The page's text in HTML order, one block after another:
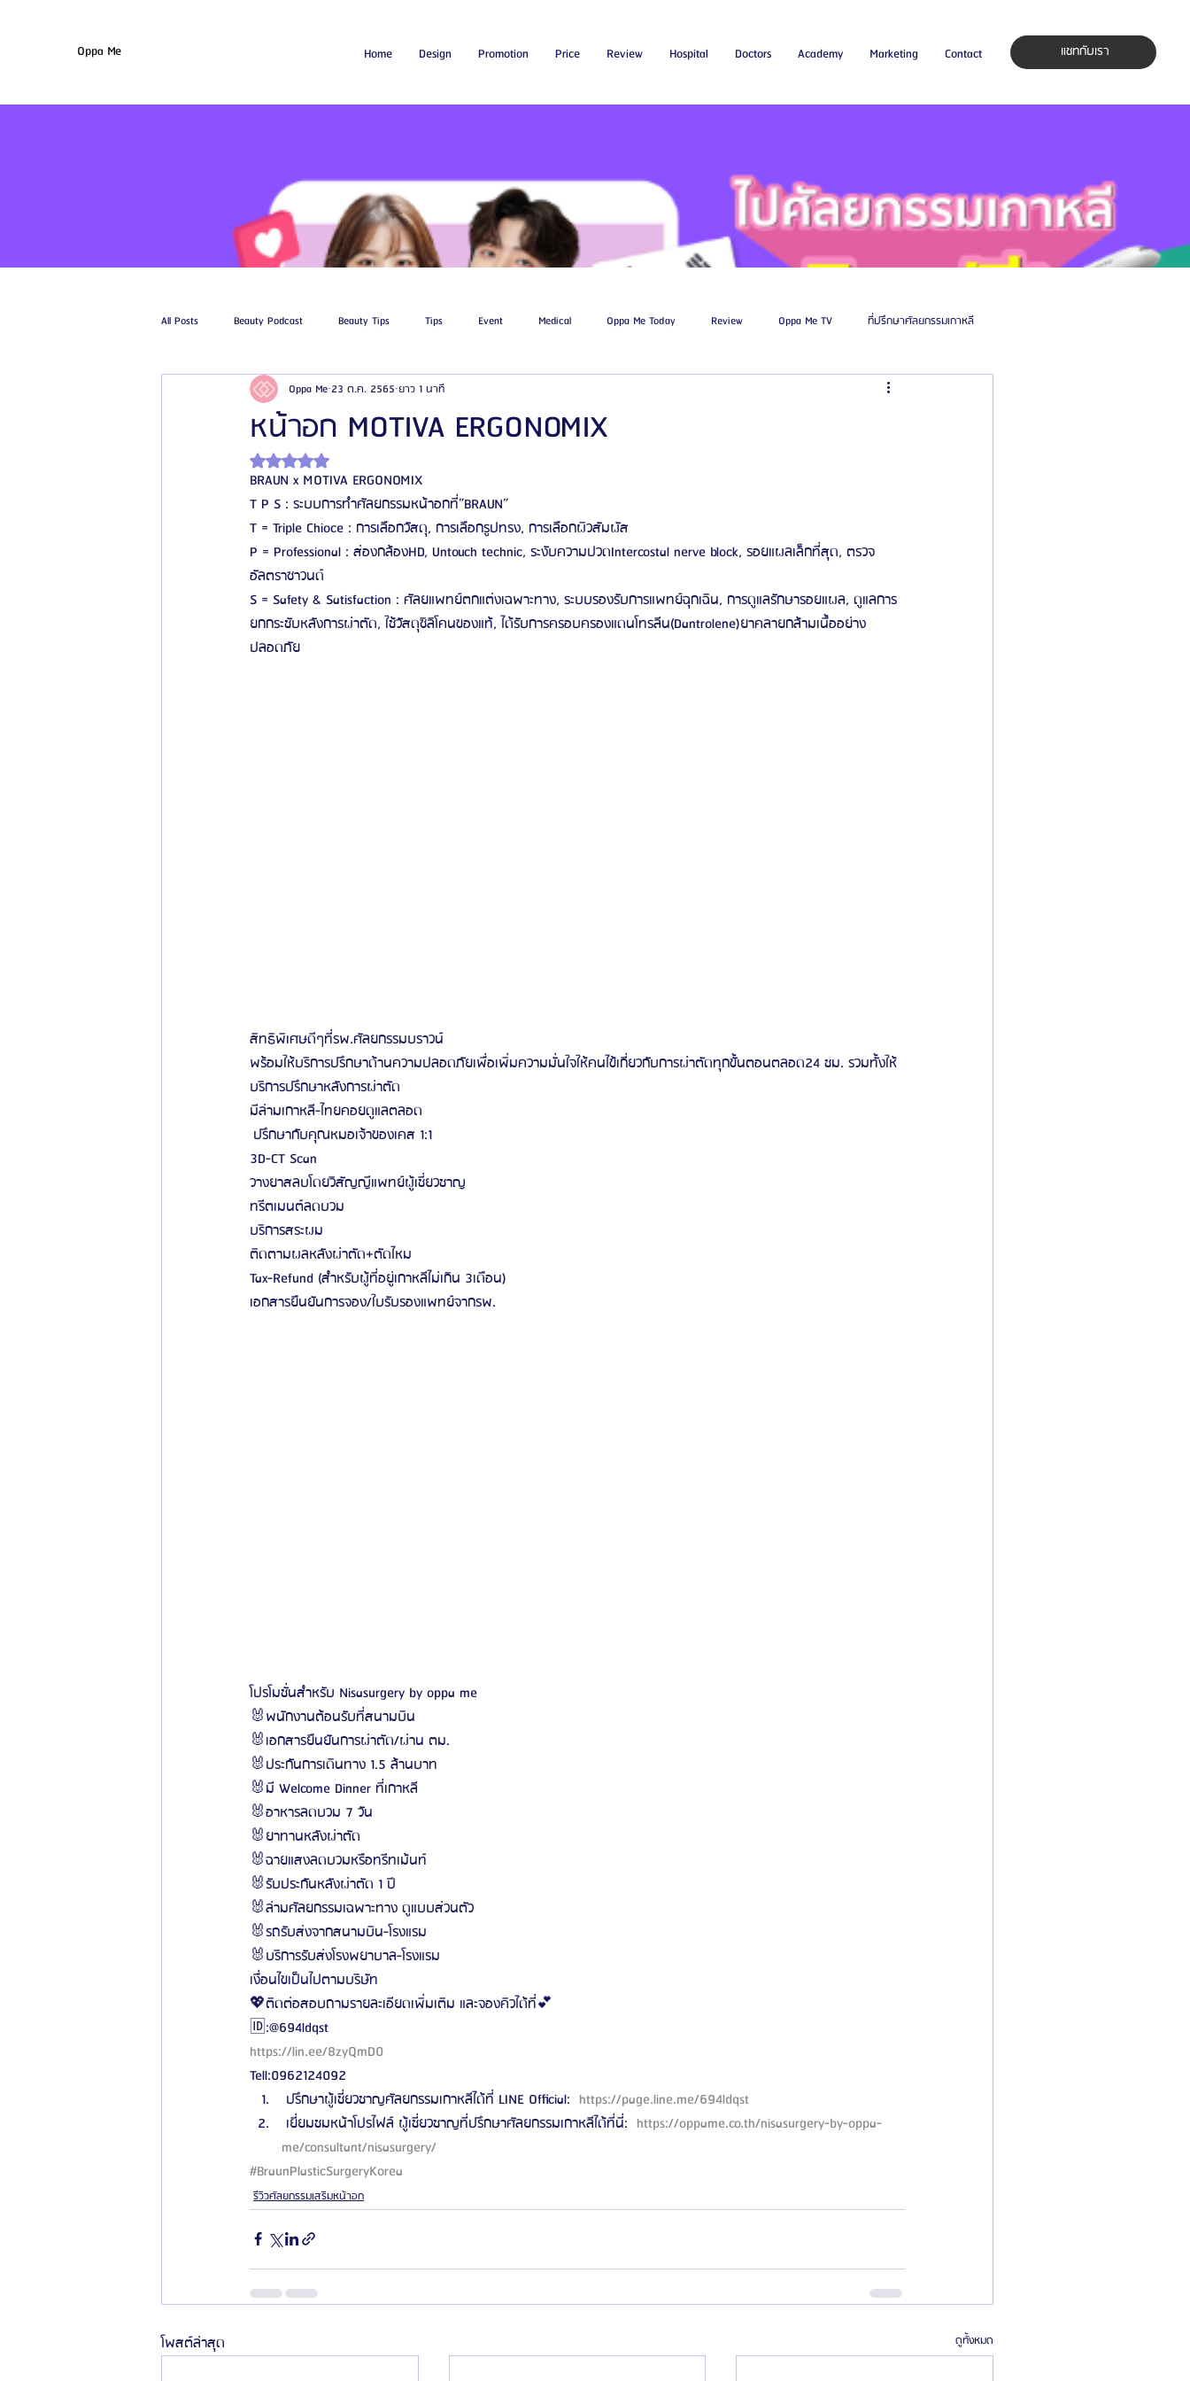
Home Design Promotion Price Review Hospital Doctors Academy Marketing Contact แชทกับเรา
Oppa Me
All Posts Beauty Podcast Beauty Tips Tips Event Medical Oppa Me Today Review Oppa Me TV ที่ปรึกษาศัลยกรรมเกาหลี
รีวิวศัลยกรรมฉีดไขมัน รีวิวศัลยกรรมดูดไขมัน ศัลยแพทย์ ประเทศเกาหลี
โรงพยาบาลศัลยกรรมเฟรช
รีวิวศัลยกรรมผู้ชาย โรงพยาบาลศัลยกรรมมาอิน โรงพยาบาลศัลยกรรมนานะ โรงพยาบาลศัลยกรรมรูบี
ข่าวสารศัลยกรรมเกาหลี รีวิวดูดไขมัน รีวิวดูดไขมันหน้า รีวิวดูดไขมันเหนียง
หน้าอก MOTIVA ERGONOMIX
Oppa Me 23 ต.ค. 2565 ยาว 1 นาที
ได้รับ NaN เต็ม 5 ดาว
BRAUN x MOTIVA ERGONOMIX
T P S : ระบบการทำศัลยกรรมหน้าอกที่”BRAUN”
T = Triple Chioce : การเลือกวัสดุ, การเลือกรูปทรง, การเลือกผิวสัมผัส
P = Professional : ส่องกล้องHD, Untouch technic, ระงับความปวดIntercostal nerve block, รอยแผลเล็กที่สุด, ตรวจ
อัลตราซาวนด์
S = Safety & Satisfaction : ศัลยแพทย์ตกแต่งเฉพาะทาง, ระบบรองรับการแพทย์ฉุกเฉิน, การดูแลรักษารอยแผล, ดูแลการ
ยกกระชับหลังการผ่าตัด, ใช้วัสดุซิลิโคนของแท้, ได้รับการครอบครองแดนโทรลีน(Dantrolene)ยาคลายกล้ามเนื้ออย่าง
ปลอดภัย
สิทธิพิเศษดีๆที่รพ.ศัลยกรรมบราวน์
พร้อมให้บริการปรึกษาด้านความปลอดภัยเพื่อเพิ่มความมั่นใจให้คนไข้เกี่ยวกับการผ่าตัดทุกขั้นตอนตลอด24 ชม. รวมทั้งให้
บริการปรึกษาหลังการผ่าตัด
มีล่ามเกาหลี-ไทยคอยดูแลตลอด
ปรึกษากับคุณหมอเจ้าของเคส 1:1
3D-CT Scan
วางยาสลบโดยวิสัญญีแพทย์ผู้เชี่ยวชาญ
ทรีตเมนต์ลดบวม
บริการสระผม
ติดตามผลหลังผ่าตัด+ตัดไหม
Tax-Refund (สำหรับผู้ที่อยู่เกาหลีไม่เกิน 3เดือน)
เอกสารยืนยันการจอง/ใบรับรองแพทย์จากรพ.
โปรโมชั่นสำหรับ Nisasurgery by oppa me
🐰พนักงานต้อนรับที่สนามบิน
🐰เอกสารยืนยันการผ่าตัด/ผ่าน ตม.
🐰ประกันการเดินทาง 1.5 ล้านบาท
🐰มี Welcome Dinner ที่เกาหลี
🐰อาหารลดบวม 7 วัน
🐰ยาทานหลังผ่าตัด
🐰ฉายแสงลดบวมหรือทรีทเม้นท์
🐰รับประกันหลังผ่าตัด 1 ปี
🐰ล่ามศัลยกรรมเฉพาะทาง ดูแบบส่วนตัว
🐰รถรับส่งจากสนามบิน-โรงแรม
🐰บริการรับส่งโรงพยาบาล-โรงแรม
เงื่อนไขเป็นไปตามบริษัท
💖ติดต่อสอบถามรายละเอียดเพิ่มเติม และจองคิวได้ที่💕
🆔:@694ldqst
https://lin.ee/8zyQmD0
Tell:0962124092
ปรึกษาผู้เชี่ยวชาญศัลยกรรมเกาหลีได้ที่ LINE Official: https://page.line.me/694ldqst
เยี่ยมชมหน้าโปรไฟล์ ผู้เชี่ยวชาญที่ปรึกษาศัลยกรรมเกาหลีได้ที่นี่: https://oppame.co.th/nisasurgery-by-oppa-
me/consultant/nisasurgery/
#BraunPlasticSurgeryKorea
รีวิวศัลยกรรมเสริมหน้าอก
โพสต์ล่าสุด ดูทั้งหมด